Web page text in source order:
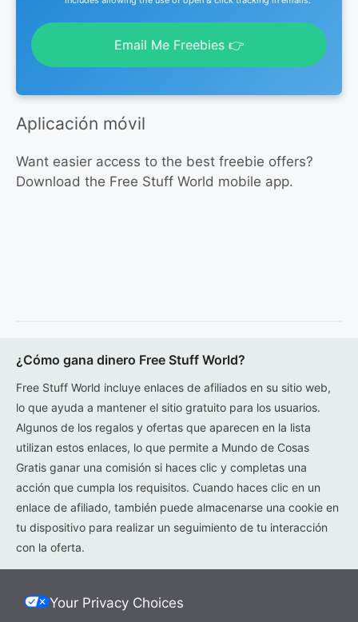
Email Me Freebies 👉
Aplicación móvil
Want easier access to the best freebie offers?
Download the Free Stuff World mobile app.
¿Cómo gana dinero Free Stuff World?
Free Stuff World incluye enlaces de afiliados en su sitio web,
lo que ayuda a mantener el sitio gratuito para los usuarios.
Algunos de los regalos y ofertas que aparecen en la lista
utilizan estos enlaces, lo que permite a Mundo de Cosas
Gratis ganar una comisión si haces clic y completas una
acción que cumpla los requisitos. Cuando haces clic en un
enlace de afiliado, también puede almacenarse una cookie en
tu dispositivo para realizar un seguimiento de tu interacción
con la oferta.
Your Privacy Choices